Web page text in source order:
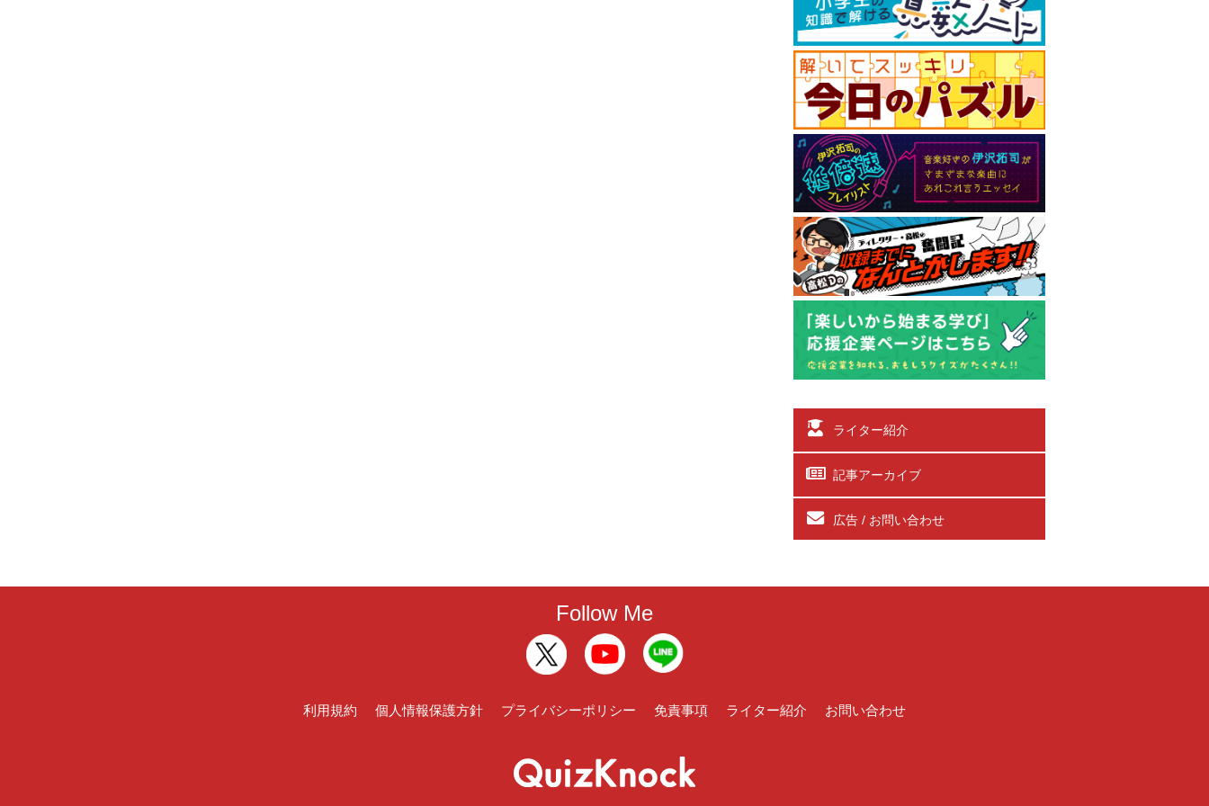
ライター紹介
記事アーカイブ
広告 / お問い合わせ
Follow Me
利用規約 個人情報保護方針 プライバシーポリシー 免責事項 ライター紹介 お問い合わせ